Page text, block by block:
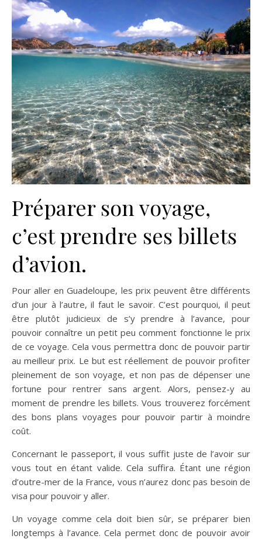
Préparer son voyage,
c’est prendre ses billets
d’avion.
Pour aller en Guadeloupe, les prix peuvent être différents
d’un jour à l’autre, il faut le savoir. C’est pourquoi, il peut
être plutôt judicieux de s’y prendre à l’avance, pour
pouvoir connaître un petit peu comment fonctionne le prix
de ce voyage. Cela vous permettra donc de pouvoir partir
au meilleur prix. Le but est réellement de pouvoir profiter
pleinement de son voyage, et non pas de dépenser une
fortune pour rentrer sans argent. Alors, pensez-y au
moment de prendre les billets. Vous trouverez forcément
des bons plans voyages pour pouvoir partir à moindre
coût.
Concernant le passeport, il vous suffit juste de l’avoir sur
vous tout en étant valide. Cela suffira. Étant une région
d’outre-mer de la France, vous n’aurez donc pas besoin de
visa pour pouvoir y aller.
Un voyage comme cela doit bien sûr, se préparer bien
longtemps à l’avance. Cela permet donc de pouvoir avoir